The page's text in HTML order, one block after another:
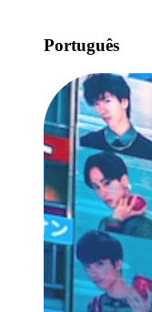
Português